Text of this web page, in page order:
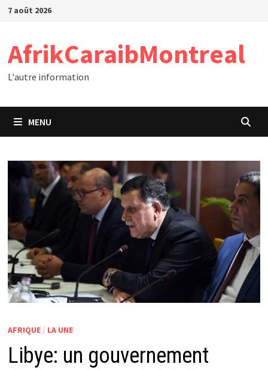
Passer
7 août 2026
AfrikCaraibMontreal
L'autre information
MENU
AFRIQUE/ LA UNE
Libye: un gouvernement